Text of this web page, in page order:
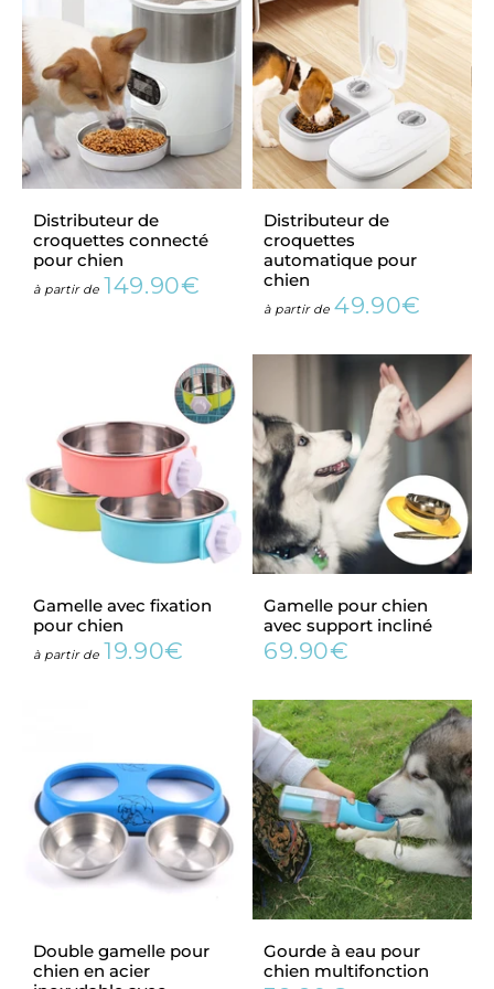
Distributeur de
croquettes connecté
pour chien
à partir de Prix
149.90€ 149.90€
Distributeur de
croquettes
automatique pour
chien
à partir dePrix
49.90€
Gamelle avec fixation
pour chien
à partir de Prix
19.90€
Gamelle pour chien
avec support incliné
Prix
69.90€
Double gamelle pour
chien en acier
Gourde à eau pour
chien multifonction